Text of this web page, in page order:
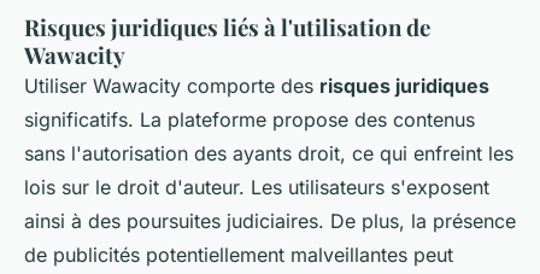
Risques juridiques liés à l'utilisation de
Wawacity
Utiliser Wawacity comporte des risques juridiques
significatifs. La plateforme propose des contenus
sans l'autorisation des ayants droit, ce qui enfreint les
lois sur le droit d'auteur. Les utilisateurs s'exposent
ainsi à des poursuites judiciaires. De plus, la présence
de publicités potentiellement malveillantes peut